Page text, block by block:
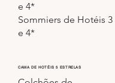
CAMA DE HOTÉIS 5 ESTRELAS
e 4*
Sommiers de Hotéis 3
e 4*